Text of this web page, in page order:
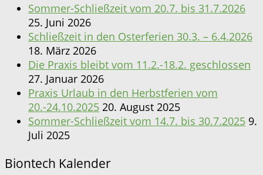
Sommer-Schließzeit vom 20.7. bis 31.7.2026
25. Juni 2026
Schließzeit in den Osterferien 30.3. – 6.4.2026
18. März 2026
Die Praxis bleibt vom 11.2.-18.2. geschlossen
27. Januar 2026
Praxis Urlaub in den Herbstferien vom
20.-24.10.2025 20. August 2025
Sommer-Schließzeit vom 14.7. bis 30.7.2025 9.
Juli 2025
Biontech Kalender